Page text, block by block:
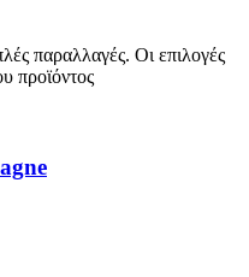
παραλλαγές. Οι επιλογές
προϊόντος